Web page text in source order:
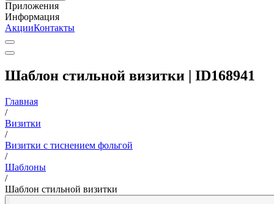
Приложения
Информация
АкцииКонтакты
Шаблон стильной визитки | ID168941
Главная
/
Визитки
/
Визитки с тиснением фольгой
/
Шаблоны
/
Шаблон стильной визитки